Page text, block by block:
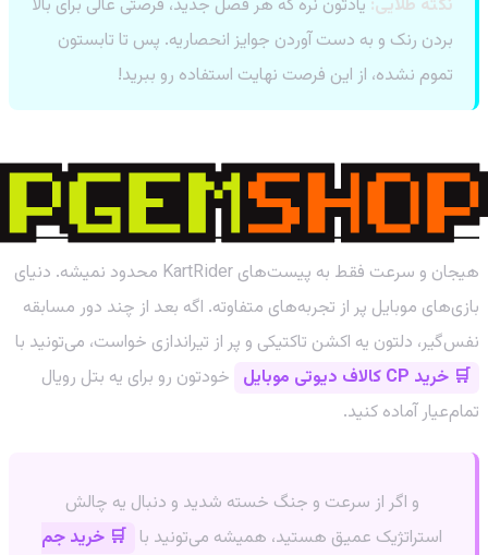
نکته طلایی: یادتون نره که هر فصل جدید، فرصتی عالی برای بالا
بردن رنک و به دست آوردن جوایز انحصاریه. پس تا تابستون
تموم نشده، از این فرصت نهایت استفاده رو ببرید!
فراتر از مسابقه: دنیای هیجان‌انگیز بازی‌های
موبایل
هیجان و سرعت فقط به پیست‌های KartRider محدود نمیشه. دنیای
بازی‌های موبایل پر از تجربه‌های متفاوته. اگه بعد از چند دور مسابقه
نفس‌گیر، دلتون یه اکشن تاکتیکی و پر از تیراندازی خواست، می‌تونید با
🛒 خرید CP کالاف دیوتی موبایل
خودتون رو برای یه بتل رویال
تمام‌عیار آماده کنید.
و اگر از سرعت و جنگ خسته شدید و دنبال یه چالش
استراتژیک عمیق هستید، همیشه می‌تونید با 🛒 خرید جم